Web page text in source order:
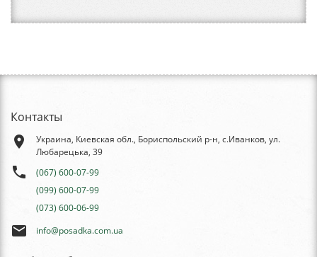
Контакты
place
Украина, Киевская обл., Бориспольский р-н, с.Иванков, ул.
Любарецька, 39
phone
(067) 600-07-99
(099) 600-07-99
(073) 600-06-99
email info@posadka.com.ua